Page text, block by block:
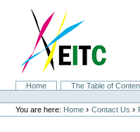
navigation
SectionsHome The Table of
Personal
tools
You are here: Home ›Contact Us ›